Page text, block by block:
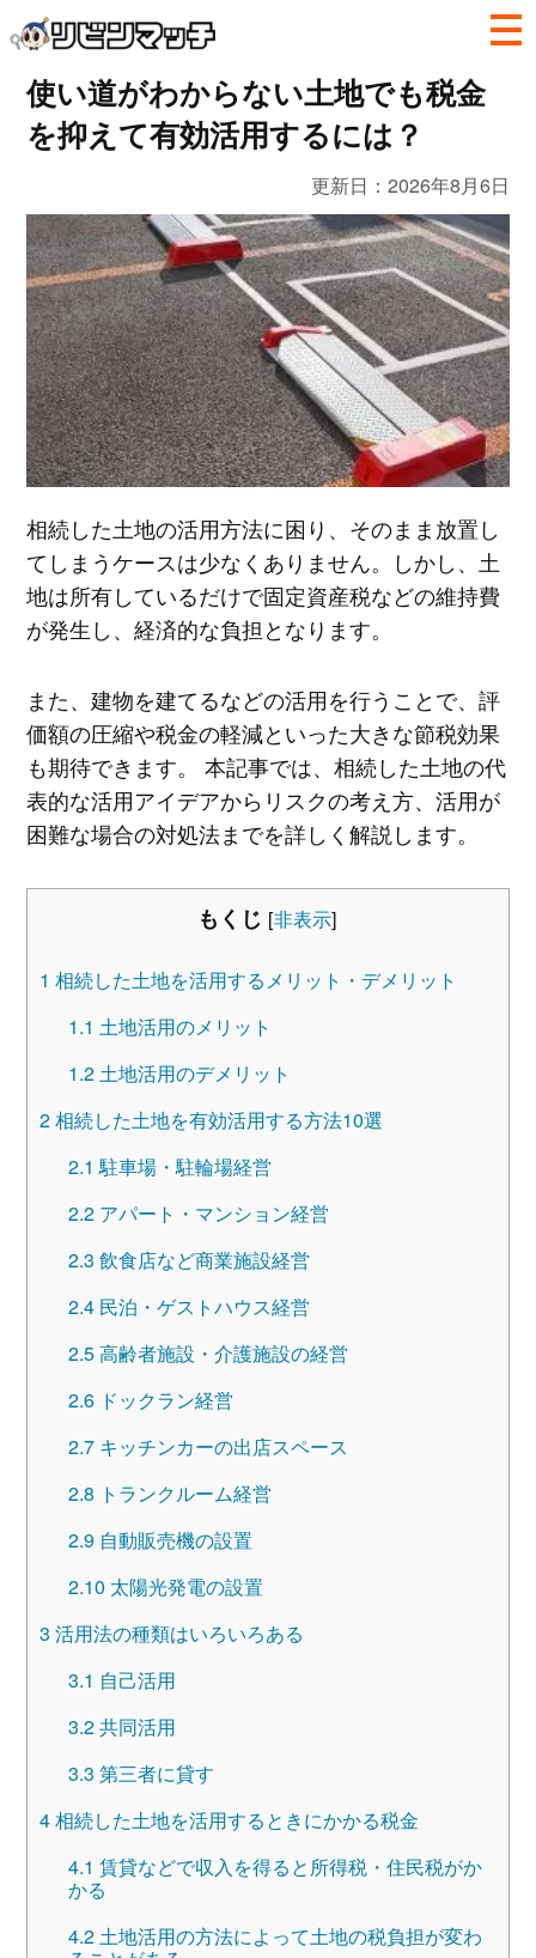
使い道がわからない土地でも税金
を抑えて有効活用するには？
更新日：2026年8月6日
相続した土地の活用方法に困り、そのまま放置し
てしまうケースは少なくありません。しかし、土
地は所有しているだけで固定資産税などの維持費
が発生し、経済的な負担となります。
また、建物を建てるなどの活用を行うことで、評
価額の圧縮や税金の軽減といった大きな節税効果
も期待できます。 本記事では、相続した土地の代
表的な活用アイデアからリスクの考え方、活用が
困難な場合の対処法までを詳しく解説します。
もくじ [非表示]
1 相続した土地を活用するメリット・デメリット
1.1 土地活用のメリット
1.2土地活用のデメリット
2相続した土地を有効活用する方法10選
2.1 駐車場・駐輪場経営
2.2アパート・マンション経営
2.3 飲食店など商業施設経営
2.4民泊・ゲストハウス経営
2.5高齢者施設・介護施設の経営
2.6ドックラン経営
2.7キッチンカーの出店スペース
2.8 トランクルーム経営
2.9自動販売機の設置
2.10 太陽光発電の設置
3 活用法の種類はいろいろある
3.1 自己活用
3.2共同活用
3.3 第三者に貸す
4相続した土地を活用するときにかかる税金
4.1 賃貸などで収入を得ると所得税・住民税がか
かる
4.2土地活用の方法によって土地の税負担が変わ